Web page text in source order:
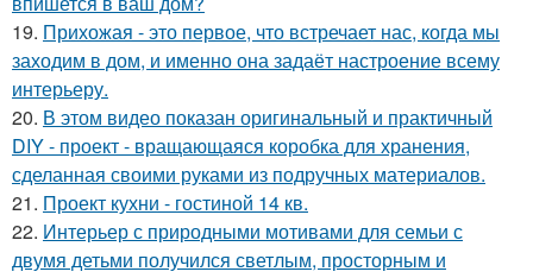
19. Прихожая - это первое, что встречает нас, когда мы
заходим в дом, и именно она задаёт настроение всему
интерьеру.
20. В этом видео показан оригинальный и практичный
DIY - проект - вращающаяся коробка для хранения,
сделанная своими руками из подручных материалов.
21. Проект кухни - гостиной 14 кв.
22. Интерьер с природными мотивами для семьи с
двумя детьми получился светлым, просторным и